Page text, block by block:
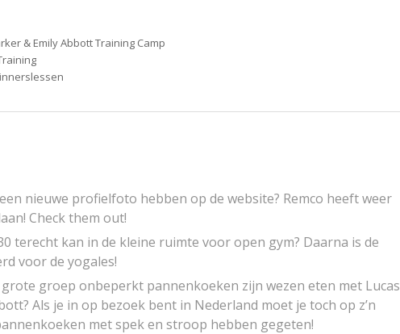
& Emily Abbott Training Camp
nieuwe profielfoto hebben op de website? Remco heeft weer
Check them out!
terecht kan in de kleine ruimte voor open gym? Daarna is de
voor de yogales!
groep onbeperkt pannenkoeken zijn wezen eten met Lucas
Als je in op bezoek bent in Nederland moet je toch op z’n
met spek en stroop hebben gegeten!